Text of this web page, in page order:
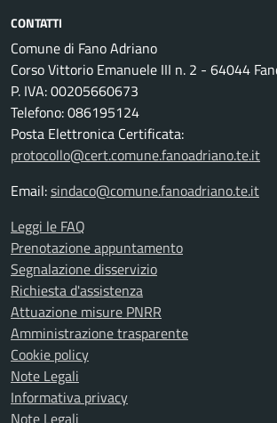
CONTATTI
Comune di Fano Adriano
Corso Vittorio Emanuele III n. 2 - 64044
P. IVA: 00205660673
Telefono: 086195124
Posta Elettronica Certificata:
protocollo@cert.comune.fanoadriano.te.it
Email:sindaco@comune.fanoadriano.te.it
Leggi le FAQ
Prenotazione appuntamento
Segnalazione disservizio
Richiesta d'assistenza
Attuazione misure PNRR
Amministrazione trasparente
Cookie policy
Note Legali
Informativa privacy
Note Legali